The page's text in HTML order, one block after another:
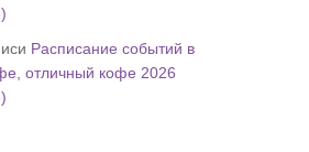
Расписание событий в
отличный кофе 2026